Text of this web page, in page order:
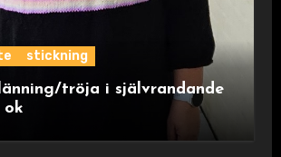
stickning
tröja i självrandande
ok